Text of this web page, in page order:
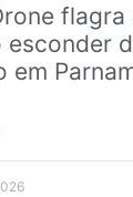
flagra
esconder
em